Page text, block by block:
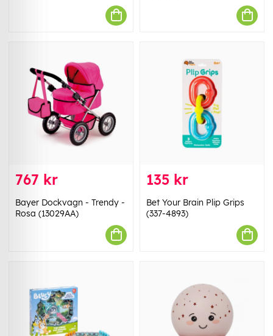
767 kr
Bayer Dockvagn - Trendy -
Rosa (13029AA)
135 kr
Bet Your Brain Plip Grips
(337-4893)